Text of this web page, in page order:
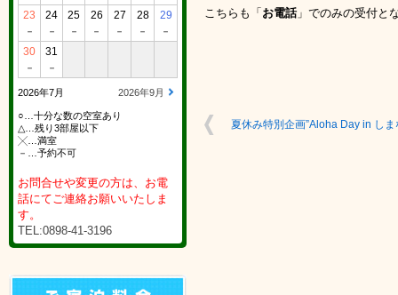
23
－
24
－
25
－
26
－
27
－
28
－
29
－
30
－
31
－
2026年7月 2026年9月
○…十分な数の空室あり
△…残り3部屋以下
╳…満室
－…予約不可
お問合せや変更の方は、お電
話にてご連絡お願いいたしま
す。
TEL:0898-41-3196
こちらも「 お電話」でのみの受付と
夏休み特別企画”Aloha Day in しま